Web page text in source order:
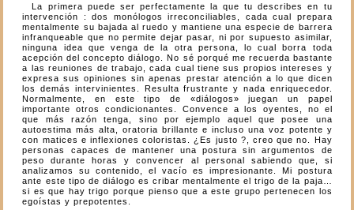
La primera puede ser perfectamente la que tu describes en tu
intervención : dos monólogos irreconciliables, cada cual prepara
mentalmente su bajada al ruedo y mantiene una especie de barrera
infranqueable que no permite dejar pasar, ni por supuesto asimilar,
ninguna idea que venga de la otra persona, lo cual borra toda
acepción del concepto diálogo. No sé porqué me recuerda bastante
a las reuniones de trabajo, cada cual tiene sus propios intereses y
expresa sus opiniones sin apenas prestar atención a lo que dicen
los demás intervinientes. Resulta frustrante y nada enriquecedor.
Normalmente, en este tipo de «diálogos» juegan un papel
importante otros condicionantes. Convence a los oyentes, no el
que más razón tenga, sino por ejemplo aquel que posee una
autoestima más alta, oratoria brillante e incluso una voz potente y
con matices e inflexiones coloristas. ¿Es justo ?, creo que no. Hay
personas capaces de mantener una postura sin argumentos de
peso durante horas y convencer al personal sabiendo que, si
analizamos su contenido, el vacío es impresionante. Mi postura
ante este tipo de diálogo es cribar mentalmente el trigo de la paja…
si es que hay trigo porque pienso que a este grupo pertenecen los
egoístas y prepotentes.